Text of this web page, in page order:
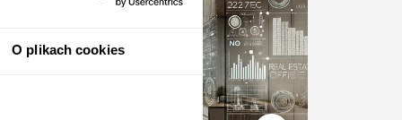
O plikach cookies